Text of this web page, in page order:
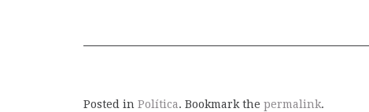
Posted in Política. Bookmark the permalink.